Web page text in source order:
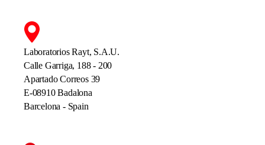
Laboratorios Rayt, S.A.U.
Calle Garriga, 188 - 200
Apartado Correos 39
E-08910 Badalona
Barcelona - Spain